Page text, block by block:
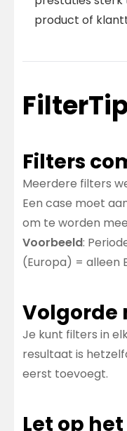
product of
Filters
Meerdere filters
Een case moet
om te worden
Voorbeeld:
(Europa) = alleen
Volgorde
Je kunt filters in
resultaat is
eerst toevoegt.
Let op